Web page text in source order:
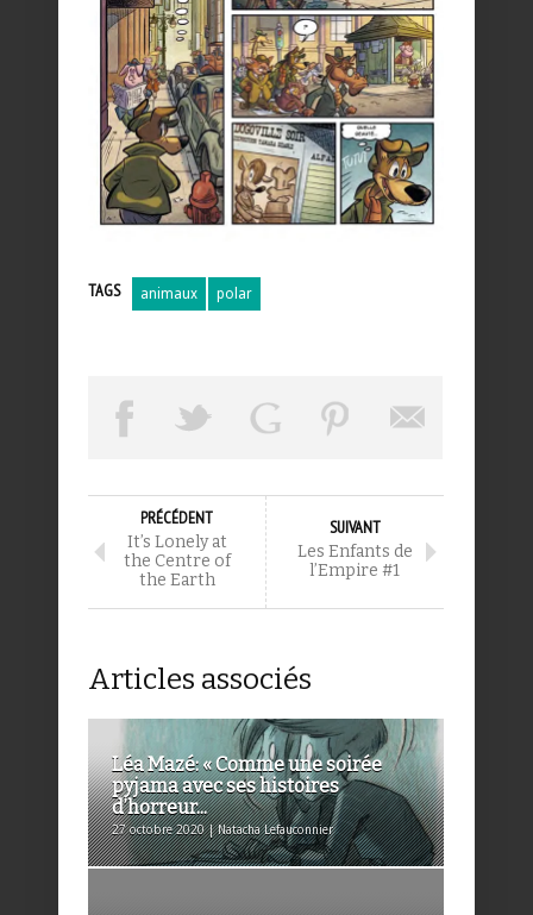
TAGS animaux polar
PRÉCÉDENT
It’s Lonely at
the Centre of
the Earth
SUIVANT
Les Enfants de
l’Empire #1
Articles associés
Léa Mazé: « Comme une soirée
pyjama avec ses histoires
d’horreur...
27 octobre 2020 | Natacha Lefauconnier